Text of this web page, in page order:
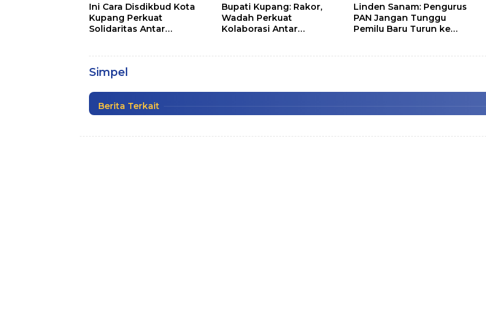
Ini Cara Disdikbud Kota
Kupang Perkuat
Solidaritas Antar
Bupati Kupang: Rakor,
Wadah Perkuat
Kolaborasi Antar
Linden Sanam: Pengurus
PAN Jangan Tunggu
Pemilu Baru Turun ke
Simpel
Elvis:”Tabungan Simpel, Motivasi Anak Giat Belajar”
Pendidikan
Berita Terkait